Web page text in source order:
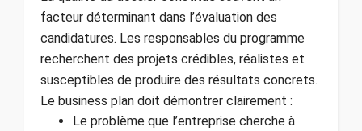
facteur déterminant dans l’évaluation des
candidatures. Les responsables du programme
recherchent des projets crédibles, réalistes et
susceptibles de produire des résultats concrets.
Le business plan doit démontrer clairement :
Le problème que l’entreprise cherche à